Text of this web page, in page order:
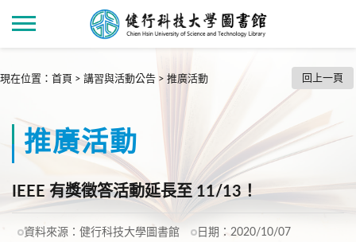
現在位置 ： 首頁 > 講習與活動公告 > 推廣活動 回上一頁
推廣活動
IEEE 有獎徵答活動延長至 11/13！
資料來源： 健行科技大學圖書館 日期： 2020/10/07